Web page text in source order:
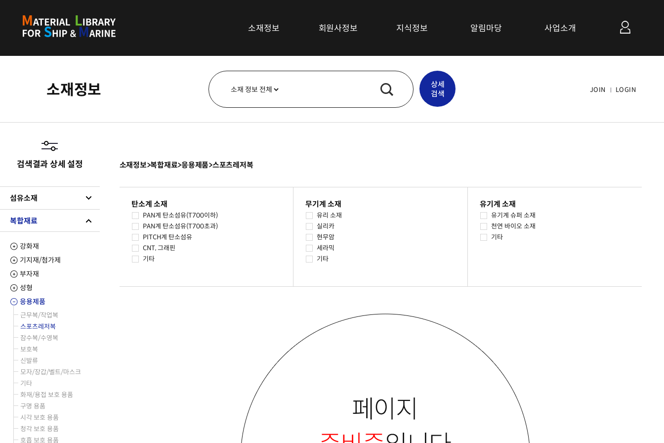
소재정보
섬유소재
복합재료
플라스틱소재
기타소재
회원사정보 지식정보
최신뉴스
기술/시장동향
특허정보
심층보고서
알림마당 사업소개
소재정보
상세
검색
JOIN LOGIN
검색결과 상세 설정
섬유소재
복합재료
강화재
기지재/첨가제
부자재
성형
응용제품
근무복/작업복
스포츠레저복
잠수복/수영복
보호복
신발류
모자/장갑/벨트/마스크
기타
화재/용접 보호 용품
구명 용품
시각 보호 용품
청각 보호 용품
호흡 보호 용품
소재정보>복합재료>응용제품>스포츠레저복
탄소계 소재
PAN계 탄소섬유(T700이하)
PAN계 탄소섬유(T700초과)
PITCH계 탄소섬유
CNT, 그래핀
기타
무기계 소재
유리 소재
실리카
현무암
세라믹
기타
유기계 소재
유기계 슈퍼 소재
천연 바이오 소재
기타